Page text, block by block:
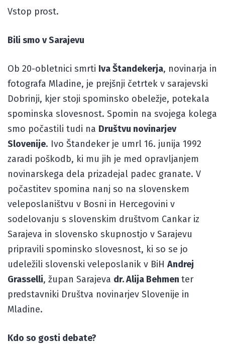
Vstop prost.
Bili smo v Sarajevu
Ob 20-obletnici smrti Iva Štandekerja, novinarja in
fotografa Mladine, je prejšnji četrtek v sarajevski
Dobrinji, kjer stoji spominsko obeležje, potekala
spominska slovesnost. Spomin na svojega kolega
smo počastili tudi na Društvu novinarjev
Slovenije. Ivo Štandeker je umrl 16. junija 1992
zaradi poškodb, ki mu jih je med opravljanjem
novinarskega dela prizadejal padec granate. V
počastitev spomina nanj so na slovenskem
veleposlaništvu v Bosni in Hercegovini v
sodelovanju s slovenskim društvom Cankar iz
Sarajeva in slovensko skupnostjo v Sarajevu
pripravili spominsko slovesnost, ki so se jo
udeležili slovenski veleposlanik v BiH Andrej
Grasselli, župan Sarajeva dr. Alija Behmen ter
predstavniki Društva novinarjev Slovenije in
Mladine.
Kdo so gosti debate?